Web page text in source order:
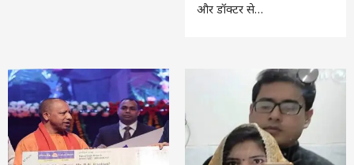
और डॉक्टर से…